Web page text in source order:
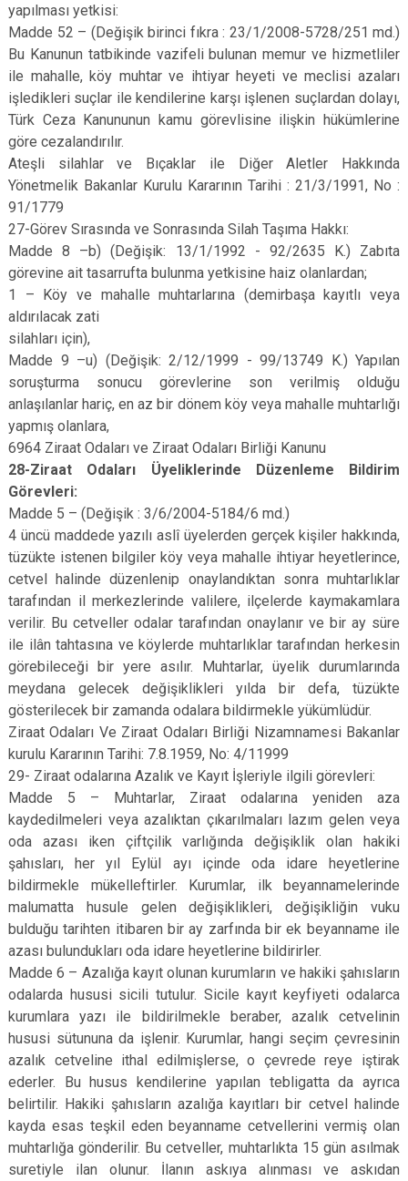
yapılması yetkisi:
Madde 52 – (Değişik birinci fıkra : 23/1/2008-5728/251 md.)
Bu Kanunun tatbikinde vazifeli bulunan memur ve hizmetliler
ile mahalle, köy muhtar ve ihtiyar heyeti ve meclisi azaları
işledikleri suçlar ile kendilerine karşı işlenen suçlardan dolayı,
Türk Ceza Kanununun kamu görevlisine ilişkin hükümlerine
göre cezalandırılır.
Ateşli silahlar ve Bıçaklar ile Diğer Aletler Hakkında
Yönetmelik Bakanlar Kurulu Kararının Tarihi : 21/3/1991, No :
91/1779
27-Görev Sırasında ve Sonrasında Silah Taşıma Hakkı:
Madde 8 –b) (Değişik: 13/1/1992 - 92/2635 K.) Zabıta
görevine ait tasarrufta bulunma yetkisine haiz olanlardan;
1 – Köy ve mahalle muhtarlarına (demirbaşa kayıtlı veya
aldırılacak zati
silahları için),
Madde 9 –u) (Değişik: 2/12/1999 - 99/13749 K.) Yapılan
soruşturma sonucu görevlerine son verilmiş olduğu
anlaşılanlar hariç, en az bir dönem köy veya mahalle muhtarlığı
yapmış olanlara,
6964 Ziraat Odaları ve Ziraat Odaları Birliği Kanunu
28-Ziraat Odaları Üyeliklerinde Düzenleme Bildirim
Görevleri:
Madde 5 – (Değişik : 3/6/2004-5184/6 md.)
4 üncü maddede yazılı aslî üyelerden gerçek kişiler hakkında,
tüzükte istenen bilgiler köy veya mahalle ihtiyar heyetlerince,
cetvel halinde düzenlenip onaylandıktan sonra muhtarlıklar
tarafından il merkezlerinde valilere, ilçelerde kaymakamlara
verilir. Bu cetveller odalar tarafından onaylanır ve bir ay süre
ile ilân tahtasına ve köylerde muhtarlıklar tarafından herkesin
görebileceği bir yere asılır. Muhtarlar, üyelik durumlarında
meydana gelecek değişiklikleri yılda bir defa, tüzükte
gösterilecek bir zamanda odalara bildirmekle yükümlüdür.
Ziraat Odaları Ve Ziraat Odaları Birliği Nizamnamesi Bakanlar
kurulu Kararının Tarihi: 7.8.1959, No: 4/11999
29- Ziraat odalarına Azalık ve Kayıt İşleriyle ilgili görevleri:
Madde 5 – Muhtarlar, Ziraat odalarına yeniden aza
kaydedilmeleri veya azalıktan çıkarılmaları lazım gelen veya
oda azası iken çiftçilik varlığında değişiklik olan hakiki
şahısları, her yıl Eylül ayı içinde oda idare heyetlerine
bildirmekle mükelleftirler. Kurumlar, ilk beyannamelerinde
malumatta husule gelen değişiklikleri, değişikliğin vuku
bulduğu tarihten itibaren bir ay zarfında bir ek beyanname ile
azası bulundukları oda idare heyetlerine bildirirler.
Madde 6 – Azalığa kayıt olunan kurumların ve hakiki şahısların
odalarda hususi sicili tutulur. Sicile kayıt keyfiyeti odalarca
kurumlara yazı ile bildirilmekle beraber, azalık cetvelinin
hususi sütununa da işlenir. Kurumlar, hangi seçim çevresinin
azalık cetveline ithal edilmişlerse, o çevrede reye iştirak
ederler. Bu husus kendilerine yapılan tebligatta da ayrıca
belirtilir. Hakiki şahısların azalığa kayıtları bir cetvel halinde
kayda esas teşkil eden beyanname cetvellerini vermiş olan
muhtarlığa gönderilir. Bu cetveller, muhtarlıkta 15 gün asılmak
suretiyle ilan olunur. İlanın askıya alınması ve askıdan